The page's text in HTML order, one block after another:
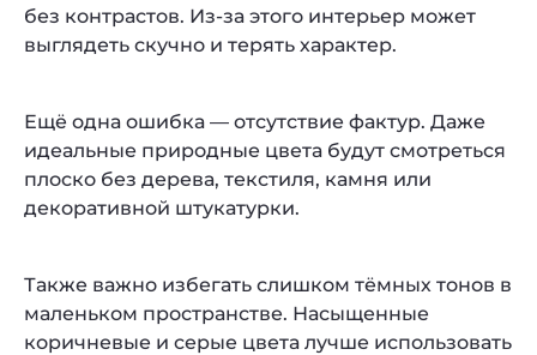
без контрастов. Из-за этого интерьер может
выглядеть скучно и терять характер.
Ещё одна ошибка — отсутствие фактур. Даже
идеальные природные цвета будут смотреться
плоско без дерева, текстиля, камня или
декоративной штукатурки.
Также важно избегать слишком тёмных тонов в
маленьком пространстве. Насыщенные
коричневые и серые цвета лучше использовать